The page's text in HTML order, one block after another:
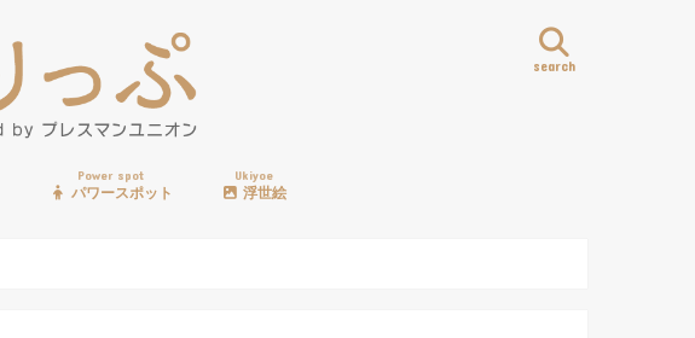
search
Power spot
パワースポット
Ukiyoe
浮世絵